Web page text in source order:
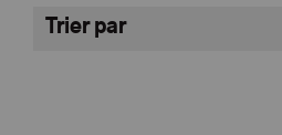
Trier par